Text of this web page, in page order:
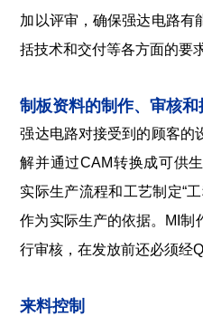
加以评审，确保强达电路有
括技术和交付等各方面的要
制板资料的制作、审核和
强达电路对接受到的顾客的
解并通过CAM转换成可供
实际生产流程和工艺制定“
作为实际生产的依据。MI制
行审核，在发放前还必须经
来料控制